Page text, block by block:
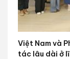
Việt Nam và
tác lâu dài ở